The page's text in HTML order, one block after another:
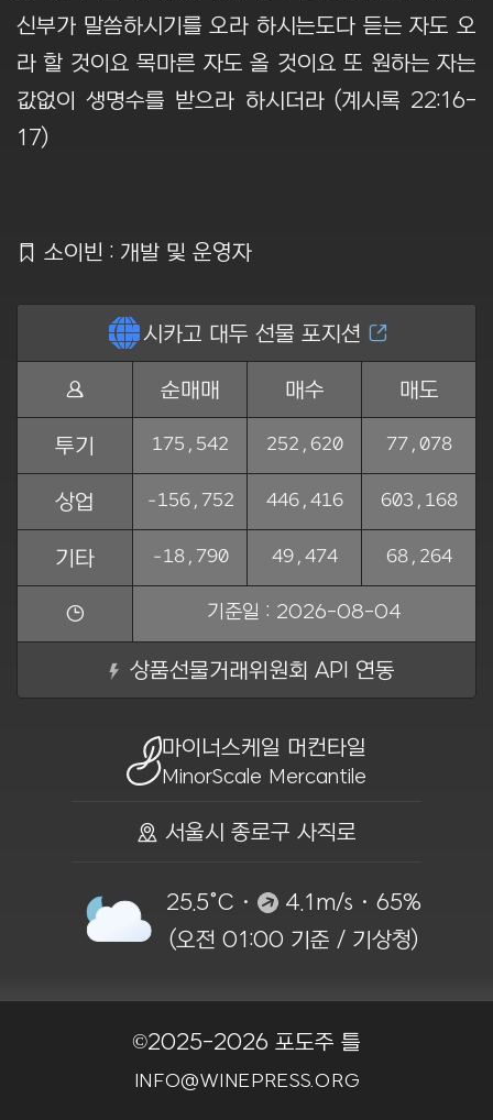
신부가 말씀하시기를 오라 하시는도다 듣는 자도 오
라 할 것이요 목마른 자도 올 것이요 또 원하는 자는
값없이 생명수를 받으라 하시더라 (계시록 22:16-
17)
Ẍ 소이빈 : 개발 및 운영자
ẵ시카고 대두 선물 포지션 Ằ
Ṅ 순매매 매수 매도
투기 175,542 252,620 77,078
상업 -156,752 446,416 603,168
기타 -18,790 49,474 68,264
ẏ 기준일 : 2026-08-04
상품선물거래위원회 API 연동
마이너스케일 머컨타일
MinorScale Mercantile
ồ 서울시 종로구 사직로
25.5°C ·
4.1m/s · 65%
(오전 01:00 기준 / 기상청)
©2025-2026 포도주 틀
INFO@WINEPRESS.ORG